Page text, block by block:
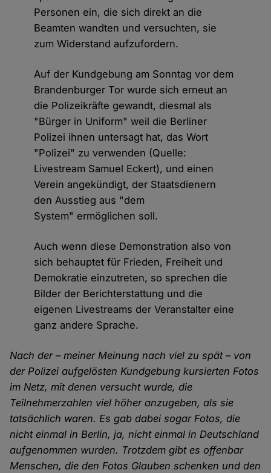
Personen ein, die sich direkt an die
Beamten wandten und versuchten, sie
zum Widerstand aufzufordern.
Auf der Kundgebung am Sonntag vor dem
Brandenburger Tor wurde sich erneut an
die Polizeikräfte gewandt, diesmal als
"Bürger in Uniform" weil die Berliner
Polizei ihnen untersagt hat, das Wort
"Polizei" zu verwenden (Quelle:
Livestream Samuel Eckert), und einen
Verein angekündigt, der Staatsdienern
den Ausstieg aus "dem
System" ermöglichen soll.
Auch wenn diese Demonstration also von
sich behauptet für Frieden, Freiheit und
Demokratie einzutreten, so sprechen die
Bilder der Berichterstattung und die
eigenen Livestreams der Veranstalter eine
ganz andere Sprache.
Nach der – meiner Meinung nach viel zu spät – von
der Polizei aufgelösten Kundgebung kursierten Fotos
im Netz, mit denen versucht wurde, die
Teilnehmerzahlen viel höher anzugeben, als sie
tatsächlich waren. Es gab dabei sogar Fotos, die
nicht einmal in Berlin, ja, nicht einmal in Deutschland
aufgenommen wurden. Trotzdem gibt es offenbar
Menschen, die den Fotos Glauben schenken und den